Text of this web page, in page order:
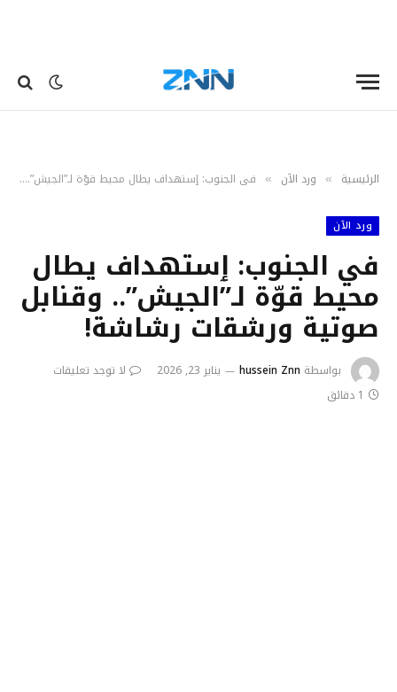
الرئيسية » ورد الآن » في الجنوب: ٳستهداف يطال محيط قوّة لـ”الجيش”.. وقنابل صوتية ورشقات رشاشة!
ورد الآن
في الجنوب: ٳستهداف يطال
محيط قوّة لـ”الجيش”.. وقنابل
صوتية ورشقات رشاشة!
بواسطة hussein Znn يناير 23, 2026
لا توجد تعليقات
1 دقائق